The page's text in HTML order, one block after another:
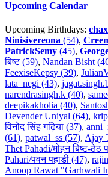
Upcoming Calendar
Upcoming Birthdays:
Ninisivereona (54),
PatrickSemy (45),
बिष्ट (59), Nandan Bisht
FeexiseKepsy (39),
lata_negi (43),
narendrasingh.k (40),
deepikakholia (40),
Devender Uniyal (64),
विनोद सिंह गढ़िया (37),
(61), patwal_ss (57), Ajay
Thet Pahadi/मोहन बिष्ट-ठेठ
Pahari/पवन पहाडी (47),
Anoop Rawat "Garhwali